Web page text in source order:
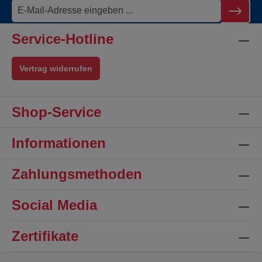
Service-Hotline
Vertrag widerrufen
Shop-Service
Informationen
Zahlungsmethoden
Social Media
Zertifikate